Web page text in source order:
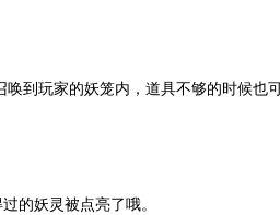
到玩家的妖笼内，道具不够的时候也
的妖灵被点亮了哦。